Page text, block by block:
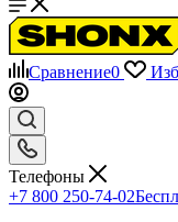
Сравнение0
Телефоны
+7 800 250-74-02